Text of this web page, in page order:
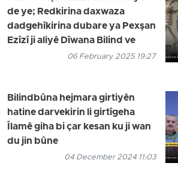
de ye; Redkirina daxwaza
dadgehîkirina dubare ya Pexşan
Ezîzî ji aliyê Dîwana Bilind ve
06 February 2025 19:27
Bilindbûna hejmara girtiyên
hatine darvekirin li girtîgeha
Îlamê giha bi çar kesan ku ji wan
du jin bûne
04 December 2024 11:03